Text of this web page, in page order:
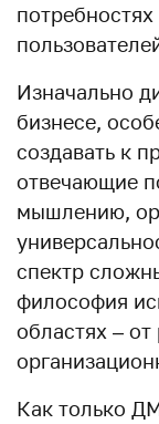
Изначально
бизнесе,
создавать к
отвечающие
мышлению,
спектр
философия
областях –
Как только